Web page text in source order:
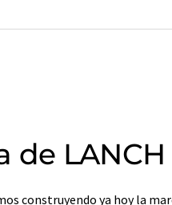
de LANCH
construyendo ya hoy la